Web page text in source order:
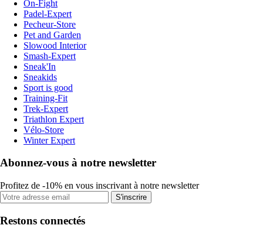
On-Fight
Padel-Expert
Pecheur-Store
Pet and Garden
Slowood Interior
Smash-Expert
Sneak'In
Sneakids
Sport is good
Training-Fit
Trek-Expert
Triathlon Expert
Vélo-Store
Winter Expert
Abonnez-vous à notre newsletter
Profitez de -10% en vous inscrivant à notre newsletter
S'inscrire
Restons connectés